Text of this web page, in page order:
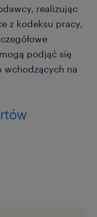
realizując
z kodeksu pracy,
podjąć się
na